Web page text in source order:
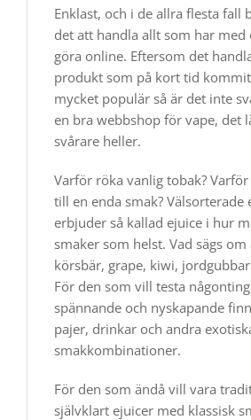
Enklast, och i de allra flesta fall
det att handla allt som har med
göra online. Eftersom det
produkt som på kort tid
mycket populär så är det inte
en bra webbshop för vape, det
svårare heller.
Varför röka vanlig tobak?
till en enda smak? Välsorterade
erbjuder så kallad ejuice i hur
smaker som helst. Vad sägs om
körsbär, grape, kiwi,
För den som vill testa
spännande och nyskapande
pajer, drinkar och andra
smakkombinationer.
För den som ändå vill vara
självklart ejuicer med klassisk